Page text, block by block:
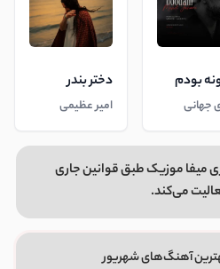
بودم
جهانی
دختر بندر
امیر عظیمی
میفا موزیک طبق قوانین جاری
می‌کند.
آهنگ‌های شهریور